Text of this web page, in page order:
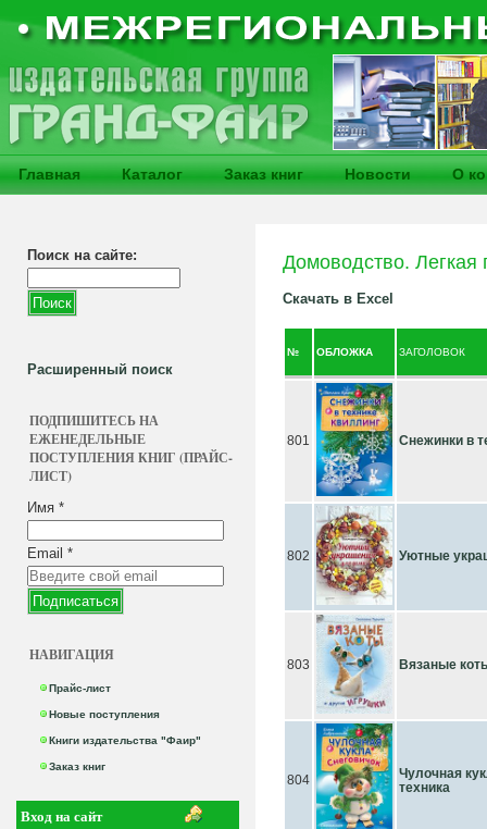
Главная Каталог Заказ книг Новости О
Поиск на сайте:
Расширенный поиск
ПОДПИШИТЕСЬ НА
ЕЖЕНЕДЕЛЬНЫЕ
ПОСТУПЛЕНИЯ КНИГ (ПРАЙС-
ЛИСТ)
Имя *
Email *
НАВИГАЦИЯ
Прайс-лист
Новые поступления
Книги издательства "Фаир"
Заказ книг
Вход на сайт
Домоводство.
Скачать в Excel
№ ОБЛОЖКА ЗАГОЛОВОК
801 Снежинки в
802 Уютные
803 Вязаные
804
Чулочная
техника